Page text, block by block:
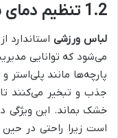
1.2 تنظیم دمای بدن
لباس ورزشی استاندارد
می‌شود که توانایی
پارچه‌ها مانند
جذب و تبخیر می‌کنند
خشک بماند. این ویژگی
است زیرا راحتی در حین